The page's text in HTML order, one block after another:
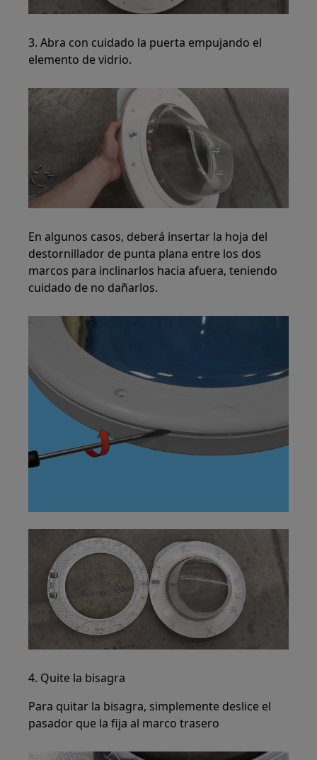
3. Abra con cuidado la puerta empujando el
elemento de vidrio.
En algunos casos, deberá insertar la hoja del
destornillador de punta plana entre los dos
marcos para inclinarlos hacia afuera, teniendo
cuidado de no dañarlos.
4. Quite la bisagra
Para quitar la bisagra, simplemente deslice el
pasador que la fija al marco trasero